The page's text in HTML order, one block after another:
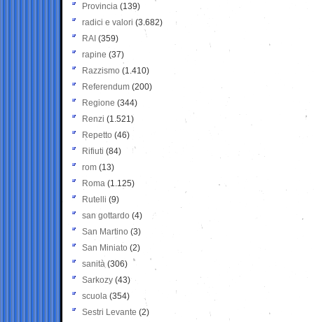
Provincia (139)
radici e valori (3.682)
RAI (359)
rapine (37)
Razzismo (1.410)
Referendum (200)
Regione (344)
Renzi (1.521)
Repetto (46)
Rifiuti (84)
rom (13)
Roma (1.125)
Rutelli (9)
san gottardo (4)
San Martino (3)
San Miniato (2)
sanità (306)
Sarkozy (43)
scuola (354)
Sestri Levante (2)